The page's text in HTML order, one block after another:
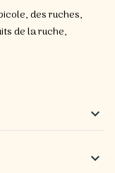
des ruches,
de la ruche,

